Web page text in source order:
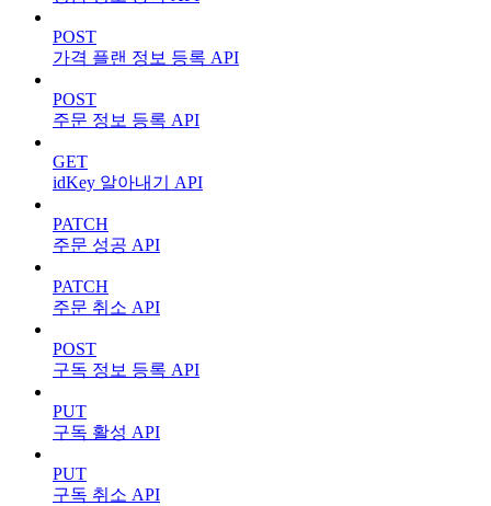
POST
가격 플랜 정보 등록 API
POST
주문 정보 등록 API
GET
idKey 알아내기 API
PATCH
주문 성공 API
PATCH
주문 취소 API
POST
구독 정보 등록 API
PUT
구독 활성 API
PUT
구독 취소 API